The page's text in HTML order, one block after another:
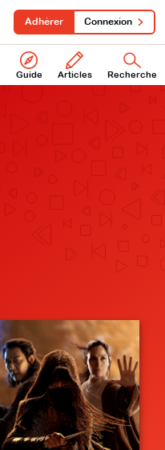
Guide Articles Recherche
Adhérer Connexion